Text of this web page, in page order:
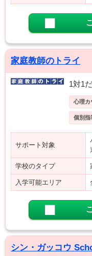
家庭教師のトライ
1対1
心理カ
個別指
サポート対象
学校のタイプ
入学可能エリア
シン・ガッコウ